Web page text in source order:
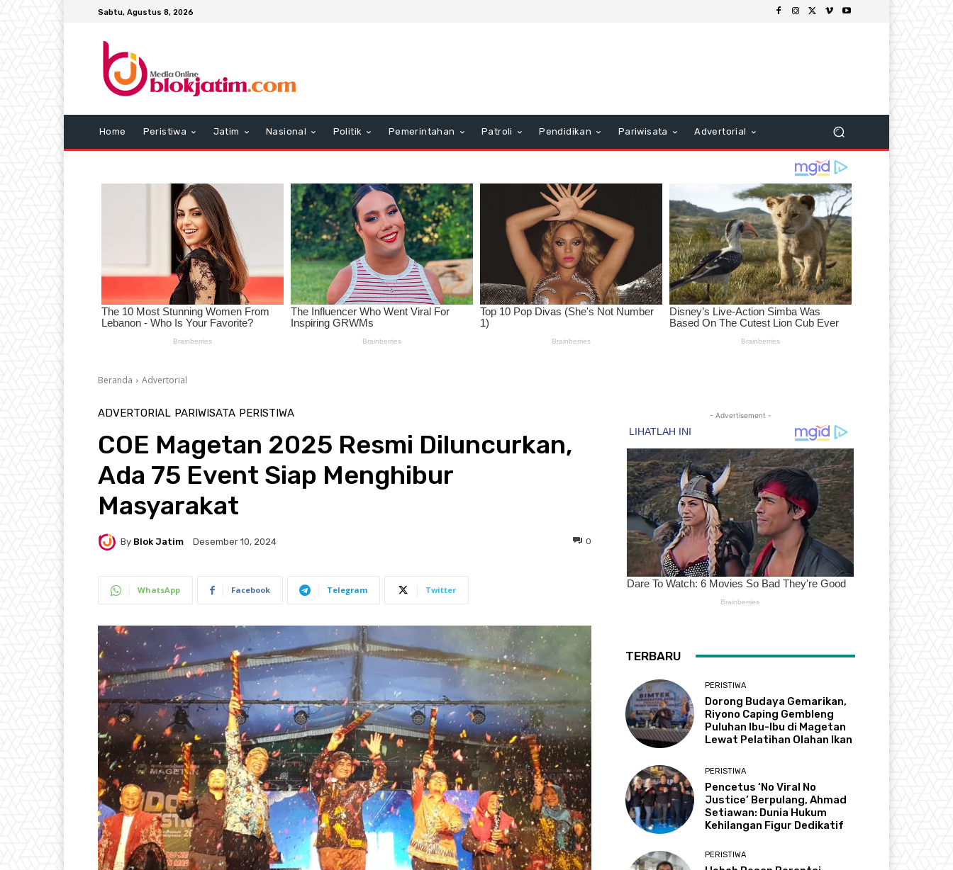
Sabtu, Agustus 8, 2026
Home Peristiwa Jatim Nasional Politik Pemerintahan Patroli Pendidikan Pariwisata Advertorial
Beranda Advertorial
ADVERTORIAL PARIWISATA PERISTIWA
COE Magetan 2025 Resmi Diluncurkan,
Ada 75 Event Siap Menghibur
Masyarakat
By Blok Jatim Desember 10, 2024 0
WhatsApp Facebook Telegram Twitter
- Advertisement -
TERBARU
PERISTIWA
Dorong Budaya Gemarikan,
Riyono Caping Gembleng
Puluhan Ibu-Ibu di Magetan
Lewat Pelatihan Olahan Ikan
PERISTIWA
Pencetus ‘No Viral No
Justice’ Berpulang, Ahmad
Setiawan: Dunia Hukum
Kehilangan Figur Dedikatif
PERISTIWA